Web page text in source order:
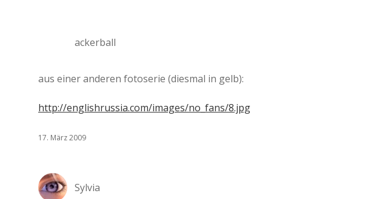
ackerball
aus einer anderen fotoserie (diesmal in gelb):
http://englishrussia.com/images/no_fans/8.jpg
17. März 2009
Sylvia